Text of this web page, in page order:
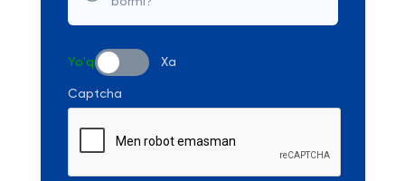
Yo'q Xa
Captcha